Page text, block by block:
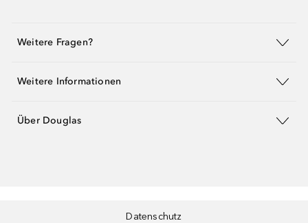
Weitere Fragen?
Weitere Informationen
Über Douglas
Datenschutz